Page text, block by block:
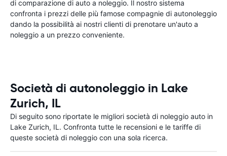
di comparazione di auto a noleggio. Il nostro sistema
confronta i prezzi delle più famose compagnie di autonoleggio
dando la possibilità ai nostri clienti di prenotare un'auto a
noleggio a un prezzo conveniente.
Società di autonoleggio in Lake
Zurich, IL
Di seguito sono riportate le migliori società di noleggio auto in
Lake Zurich, IL. Confronta tutte le recensioni e le tariffe di
queste società di noleggio con una sola ricerca.